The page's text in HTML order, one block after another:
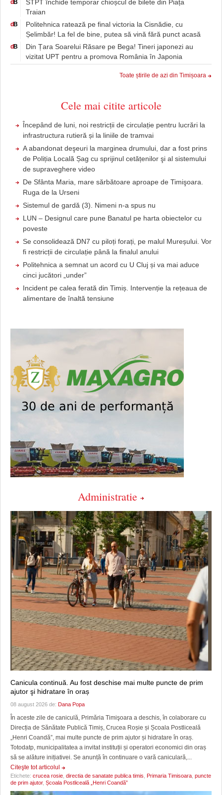
d B
STPT închide temporar chioșcul de bilete din Piața
Traian
d B
Politehnica ratează pe final victoria la Cisnădie, cu
Șelimbăr! La fel de bine, putea să vină fără punct acasă
d B
Din Țara Soarelui Răsare pe Bega! Tineri japonezi au
vizitat UPT pentru a promova România în Japonia
Toate știrile de azi din Timișoara
Cele mai citite articole
Începând de luni, noi restricții de circulație pentru lucrări la
infrastructura rutieră și la liniile de tramvai
A abandonat deşeuri la marginea drumului, dar a fost prins
de Poliția Locală Șag cu sprijinul cetățenilor şi al sistemului
de supraveghere video
De Sfânta Maria, mare sărbătoare aproape de Timişoara.
Ruga de la Urseni
Sistemul de gardă (3). Nimeni n-a spus nu
LUN – Designul care pune Banatul pe harta obiectelor cu
poveste
Se consolidează DN7 cu piloți forați, pe malul Mureșului. Vor
fi restricții de circulație până la finalul anului
Politehnica a semnat un acord cu U Cluj și va mai aduce
cinci jucători „under”
Incident pe calea ferată din Timiș. Intervenție la rețeaua de
alimentare de înaltă tensiune
Administratie
Canicula continuă. Au fost deschise mai multe puncte de prim
ajutor şi hidratare în oraș
08 august 2026 de: Dana Popa
În aceste zile de caniculă, Primăria Timişoara a deschis, în colaborare cu
Direcția de Sănătate Publică Timiș, Crucea Roșie și Școala Postliceală
„Henri Coandă”, mai multe puncte de prim ajutor și hidratare în oraș.
Totodatp, municipalitatea a invitat instituții și operatori economici din oraș
să se alăture inițiativei. Se anunță în continuare o vară caniculară,...
Citeşte tot articolul
Etichete: crucea rosie, directia de sanatate publica timis, Primaria Timisoara, puncte
de prim ajutor, Școala Postliceală „Henri Coandă”